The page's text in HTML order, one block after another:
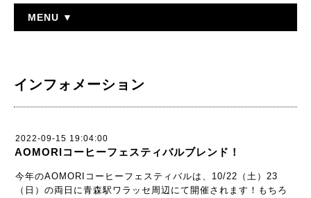
MENU ▼
インフォメーション
2022-09-15 19:04:00
AOMORIコーヒーフェスティバルブレンド！
今年のAOMORIコーヒーフェスティバルは、10/22（土）23
（日）の両日に青森駅ワラッセ周辺にて開催されます！もちろ